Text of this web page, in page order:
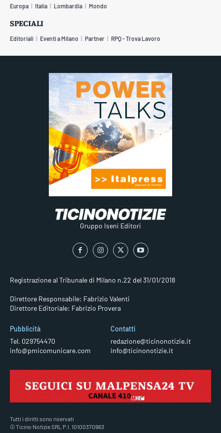
Europa Italia Lombardia Mondo
SPECIALI
Editoriali Eventi a Milano Partner RPQ - Trova Lavoro
Gruppo Iseni Editori
Registrazione al Tribunale di Milano n.22 del 31/01/2018
Direttore Responsabile: Fabrizio Valenti
Direttore Editoriale: Fabrizio Provera
Pubblicità
Tel. 029754470
info@pmicomunicare.com
Contatti
redazione@ticinonotizie.it
info@ticinonotizie.it
Tutti i diritti sono riservati
© Ticino Notizie SRL P.I. 10100370963